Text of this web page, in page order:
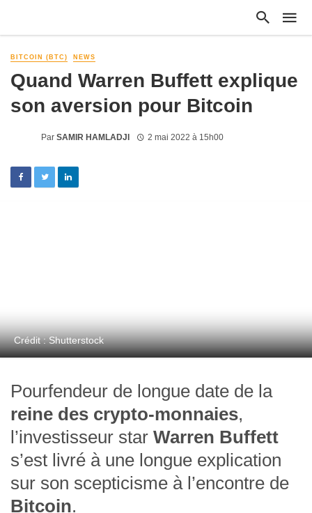
BITCOIN (BTC) NEWS
Quand Warren Buffett explique
son aversion pour Bitcoin
Par SAMIR HAMLADJI 2 mai 2022 à 15h00
Crédit : Shutterstock
Pourfendeur de longue date de la
reine des crypto-monnaies,
l’investisseur star Warren Buffett
s’est livré à une longue explication
sur son scepticisme à l’encontre de
Bitcoin.